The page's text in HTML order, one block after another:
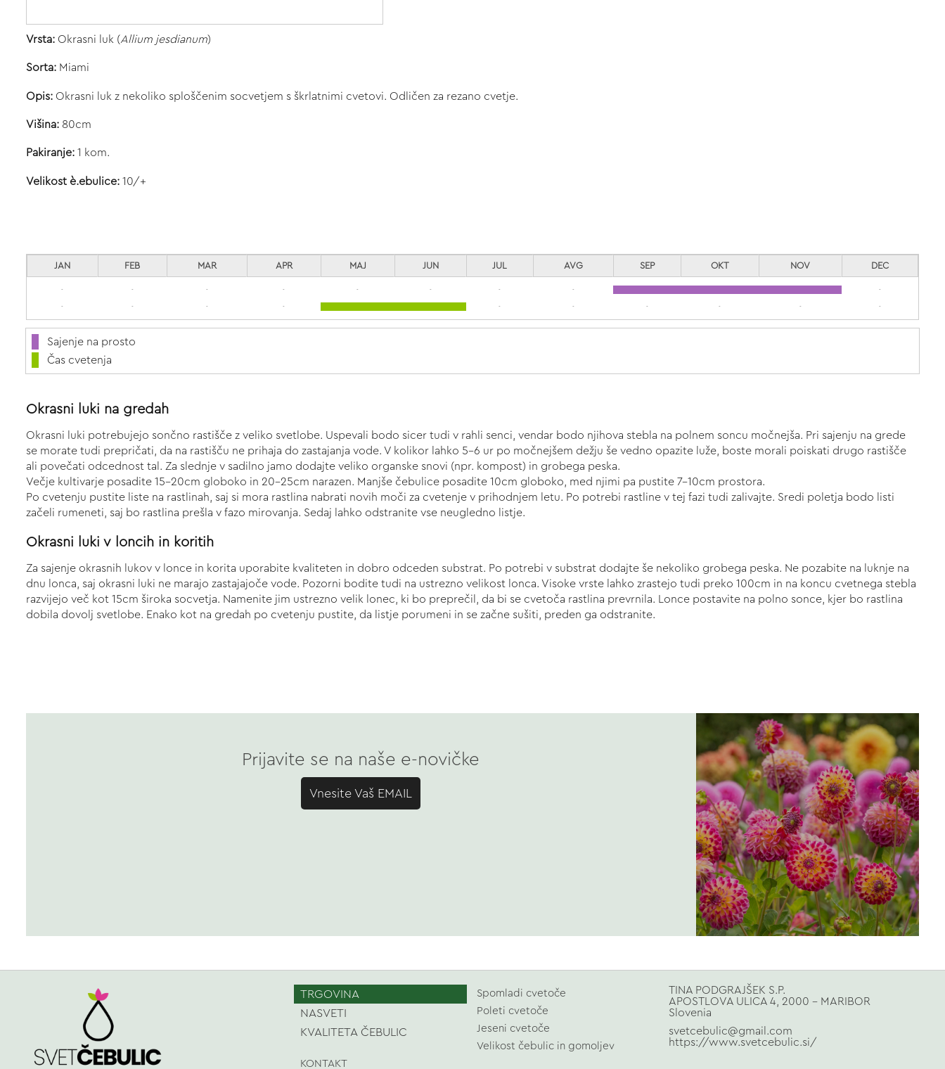
Vrsta: Okrasni luk (Allium jesdianum)
Sorta: Miami
Opis: Okrasni luk z nekoliko sploščenim socvetjem s škrlatnimi cvetovi. Odličen za rezano cvetje.
Višina: 80cm
Pakiranje: 1 kom.
Velikost è.ebulice: 10/+
JAN FEB MAR APR MAJ JUN JUL AVG SEP OKT NOV DEC
- - - - - - - - -
- - - - - - - - - -
Sajenje na prosto
Čas cvetenja
Okrasni luki na gredah
Okrasni luki potrebujejo sončno rastišče z veliko svetlobe. Uspevali bodo sicer tudi v rahli senci, vendar bodo njihova stebla na polnem soncu močnejša. Pri sajenju na grede
se morate tudi prepričati, da na rastišču ne prihaja do zastajanja vode. V kolikor lahko 5-6 ur po močnejšem dežju še vedno opazite luže, boste morali poiskati drugo rastišče
ali povečati odcednost tal. Za slednje v sadilno jamo dodajte veliko organske snovi (npr. kompost) in grobega peska.
Večje kultivarje posadite 15-20cm globoko in 20-25cm narazen. Manjše čebulice posadite 10cm globoko, med njimi pa pustite 7-10cm prostora.
Po cvetenju pustite liste na rastlinah, saj si mora rastlina nabrati novih moči za cvetenje v prihodnjem letu. Po potrebi rastline v tej fazi tudi zalivajte. Sredi poletja bodo listi
začeli rumeneti, saj bo rastlina prešla v fazo mirovanja. Sedaj lahko odstranite vse neugledno listje.
Okrasni luki v loncih in koritih
Za sajenje okrasnih lukov v lonce in korita uporabite kvaliteten in dobro odceden substrat. Po potrebi v substrat dodajte še nekoliko grobega peska. Ne pozabite na luknje na
dnu lonca, saj okrasni luki ne marajo zastajajoče vode. Pozorni bodite tudi na ustrezno velikost lonca. Visoke vrste lahko zrastejo tudi preko 100cm in na koncu cvetnega stebla
razvijejo več kot 15cm široka socvetja. Namenite jim ustrezno velik lonec, ki bo preprečil, da bi se cvetoča rastlina prevrnila. Lonce postavite na polno sonce, kjer bo rastlina
dobila dovolj svetlobe. Enako kot na gredah po cvetenju pustite, da listje porumeni in se začne sušiti, preden ga odstranite.
Prijavite se na naše e-novičke
Vnesite Vaš EMAIL
TRGOVINA
NASVETI
KVALITETA ČEBULIC
Spomladi cvetoče
Poleti cvetoče
Jeseni cvetoče
Velikost čebulic in gomoljev
KONTAKT
TINA PODGRAJŠEK S.P.
APOSTLOVA ULICA 4, 2000 - MARIBOR
Slovenia
svetcebulic@gmail.com
https://www.svetcebulic.si/